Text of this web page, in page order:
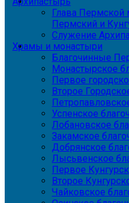
Глава Пермской
Пермский и
Служение
Храмы и монастыри
Благочинные
Монастырское
Первое
Второе
Успенское
Лобановское
Закамское
Добрянское
Лысьвенское
Первое
Второе
Чайковское